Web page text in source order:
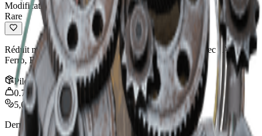
Modification
Rare
Réduit modérément la dispersion par tir. Compatible avec : Arpège,
Ferro, Renégat, Enclume, Sutureur
Pile:1
0.75 kg
5,000
Dernière mise à jour :Feb 24, 2026